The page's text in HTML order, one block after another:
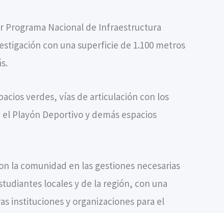
Programa Nacional de Infraestructura
con una superficie de 1.100 metros
verdes, vías de articulación con los
Playón Deportivo y demás espacios
la comunidad en las gestiones necesarias
locales y de la región, con una
instituciones y organizaciones para el